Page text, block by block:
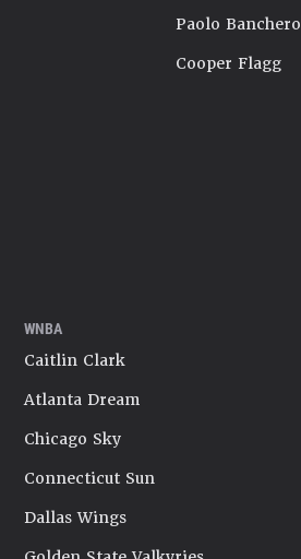
Paolo Banchero
Cooper Flagg
WNBA
Caitlin Clark
Atlanta Dream
Chicago Sky
Connecticut Sun
Dallas Wings